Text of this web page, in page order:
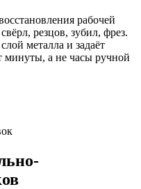
рабочей
резцов, зубил, фрез.
металла и задаёт
минуты, а не часы ручной